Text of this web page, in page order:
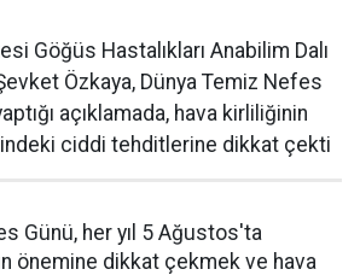
Göğüs Hastalıkları Anabilim Dalı
Özkaya, Dünya Temiz Nefes
açıklamada, hava kirliliğinin
ciddi tehditlerine dikkat çekti
Günü, her yıl 5 Ağustos'ta
önemine dikkat çekmek ve hava